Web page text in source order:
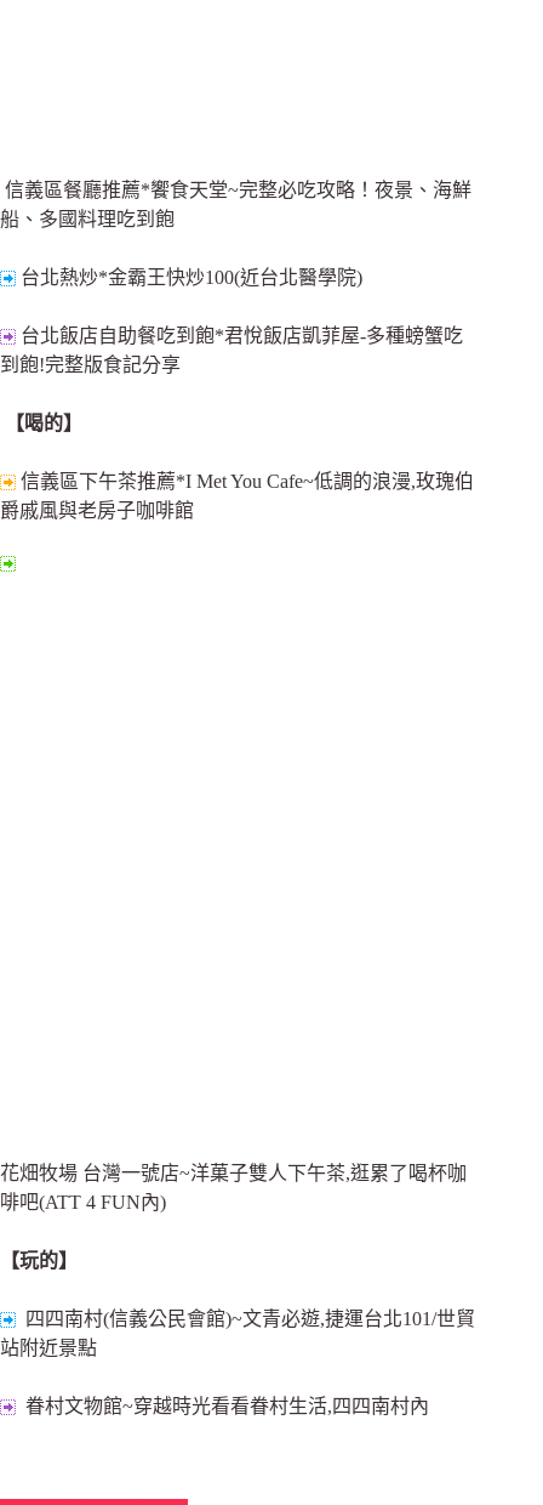
信義區餐廳推薦*饗食天堂~完整必吃攻略！夜景、海鮮
船、多國料理吃到飽
台北熱炒*金霸王快炒100(近台北醫學院)
台北飯店自助餐吃到飽*君悅飯店凱菲屋-多種螃蟹吃
到飽!完整版食記分享
【喝的】
信義區下午茶推薦*I Met You Cafe~低調的浪漫,玫瑰伯
爵戚風與老房子咖啡館
花畑牧場 台灣一號店~洋菓子雙人下午茶,逛累了喝杯咖
啡吧(ATT 4 FUN內)
【玩的】
四四南村(信義公民會館)~文青必遊,捷運台北101/世貿
站附近景點
眷村文物館~穿越時光看看眷村生活,四四南村內